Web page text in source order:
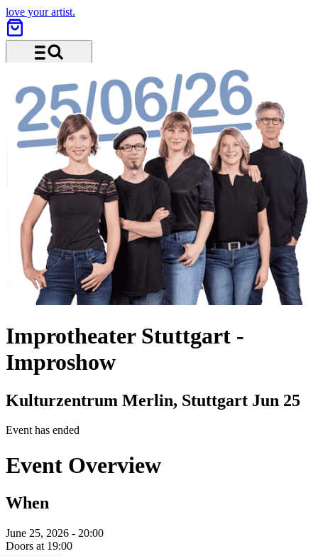
love your artist.
Improtheater Stuttgart -
Improshow
Kulturzentrum Merlin, Stuttgart Jun 25
Event has ended
Event Overview
When
June 25, 2026 - 20:00
Doors at 19:00